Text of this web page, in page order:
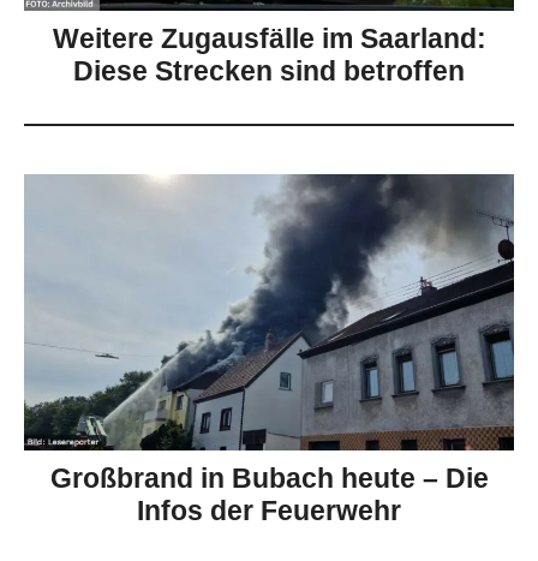
Weitere Zugausfälle im Saarland:
Diese Strecken sind betroffen
Großbrand in Bubach heute – Die
Infos der Feuerwehr